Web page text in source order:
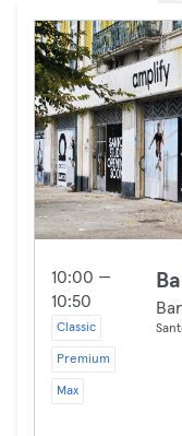
10:00 —
10:50
Classic
Premium
Max